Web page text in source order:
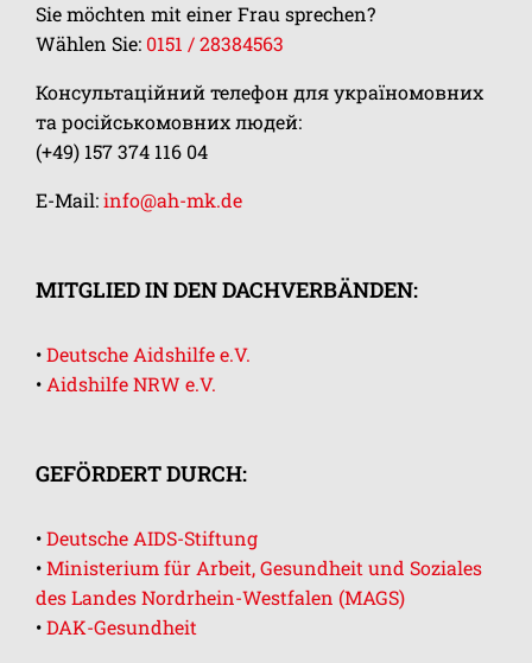
Sie möchten mit einer Frau sprechen?
Wählen Sie: 0151 / 28384563
Консультаційний телефон для україномовних
та російськомовних людей:
(+49) 157 374 116 04
E-Mail:info@ah-mk.de
MITGLIED IN DEN DACHVERBÄNDEN:
•Deutsche Aidshilfe e.V.
• Aidshilfe NRW e.V.
GEFÖRDERT DURCH:
•Deutsche AIDS-Stiftung
•Ministerium für Arbeit, Gesundheit und Soziales
des Landes Nordrhein-Westfalen (MAGS)
•DAK-Gesundheit